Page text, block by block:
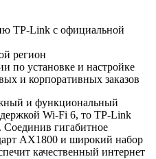
TP-Link с официальной
регион
по установке и настройке
и корпоративных заказов
и функциональный
Wi-Fi 6, то TP-Link
гигабитное
AX1800 и широкий набор
качественный интернет